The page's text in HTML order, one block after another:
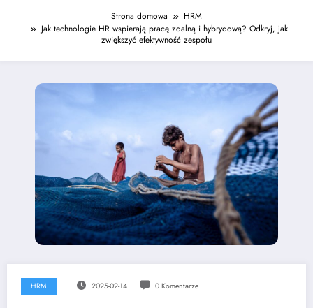
Strona domowa
HRM
Jak technologie HR wspierają pracę zdalną i hybrydową? Odkryj, jak
zwiększyć efektywność zespołu
HRM 2025-02-14 0 Komentarze